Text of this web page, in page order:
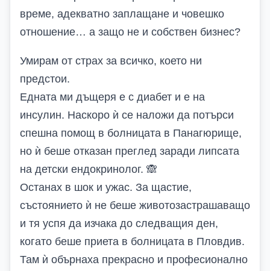
време, адекватно заплащане и човешко
отношение… а защо не и собствен бизнес?
Умирам от страх за всичко, което ни
предстои.
Едната ми дъщеря е с диабет и е на
инсулин. Наскоро ѝ се наложи да потърси
спешна помощ в болницата в Панагюрище,
но ѝ беше отказан преглед заради липсата
на детски ендокринолог. 🙈
Останах в шок и ужас. За щастие,
състоянието ѝ не беше животозастрашаващо
и тя успя да изчака до следващия ден,
когато беше приета в болницата в Пловдив.
Там ѝ обърнаха прекрасно и професионално